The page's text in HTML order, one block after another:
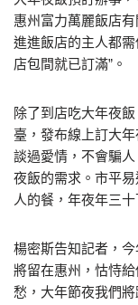
惠州富力萬麗飯店
進進飯店的主人都
店包間就已訂滿”。
除了到店吃大年夜
臺，發布線上訂大
談過愛情，不會騙
夜飯的需求。市平
人的餐，年夜年三
楊密斯告知記者，
將留在惠州，怙恃
愁，大年節夜我們